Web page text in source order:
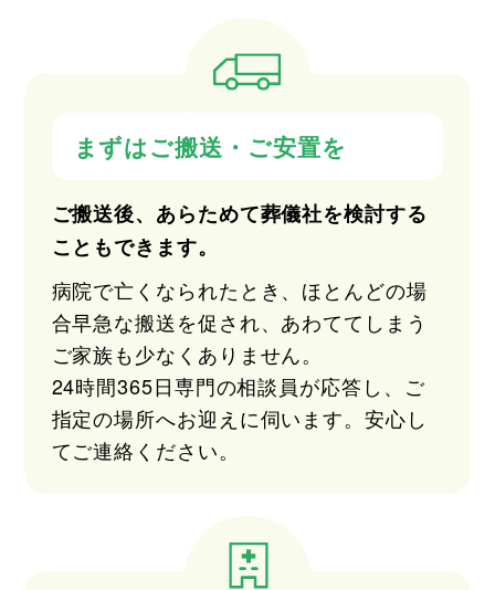
まずはご搬送・ご安置を
ご搬送後、あらためて葬儀社を検討する
こともできます。
病院で亡くなられたとき、ほとんどの場
合早急な搬送を促され、あわててしまう
ご家族も少なくありません。
24時間365日専門の相談員が応答し、ご
指定の場所へお迎えに伺います。安心し
てご連絡ください。